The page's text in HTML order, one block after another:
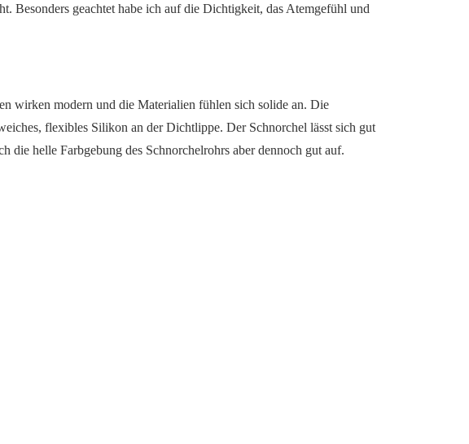
Besonders geachtet habe ich auf die Dichtigkeit, das Atemgefühl und
wirken modern und die Materialien fühlen sich solide an. Die
flexibles Silikon an der Dichtlippe. Der Schnorchel lässt sich gut
die helle Farbgebung des Schnorchelrohrs aber dennoch gut auf.